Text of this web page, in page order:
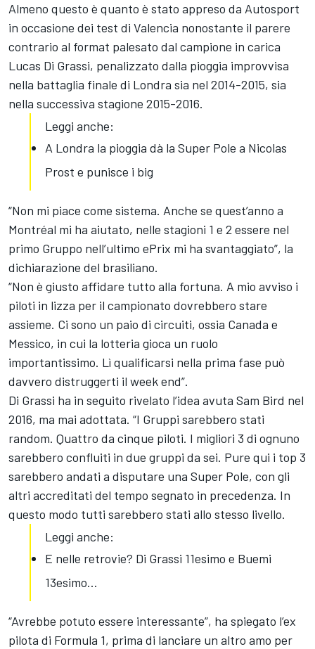
Almeno questo è quanto è stato appreso da Autosport
in occasione dei test di Valencia nonostante il parere
contrario al format palesato dal campione in carica
Lucas Di Grassi, penalizzato dalla pioggia improvvisa
nella battaglia finale di Londra sia nel 2014-2015, sia
nella successiva stagione 2015-2016.
Leggi anche:
A Londra la pioggia dà la Super Pole a Nicolas
Prost e punisce i big
“Non mi piace come sistema. Anche se quest’anno a
Montréal mi ha aiutato, nelle stagioni 1 e 2 essere nel
primo Gruppo nell’ultimo ePrix mi ha svantaggiato”, la
dichiarazione del brasiliano.
“Non è giusto affidare tutto alla fortuna. A mio avviso i
piloti in lizza per il campionato dovrebbero stare
assieme. Ci sono un paio di circuiti, ossia Canada e
Messico, in cui la lotteria gioca un ruolo
importantissimo. Lì qualificarsi nella prima fase può
davvero distruggerti il week end”.
Di Grassi ha in seguito rivelato l’idea avuta Sam Bird nel
2016, ma mai adottata. “I Gruppi sarebbero stati
random. Quattro da cinque piloti. I migliori 3 di ognuno
sarebbero confluiti in due gruppi da sei. Pure qui i top 3
sarebbero andati a disputare una Super Pole, con gli
altri accreditati del tempo segnato in precedenza. In
questo modo tutti sarebbero stati allo stesso livello.
Leggi anche:
E nelle retrovie? Di Grassi 11esimo e Buemi
13esimo…
“Avrebbe potuto essere interessante”, ha spiegato l’ex
pilota di Formula 1, prima di lanciare un altro amo per